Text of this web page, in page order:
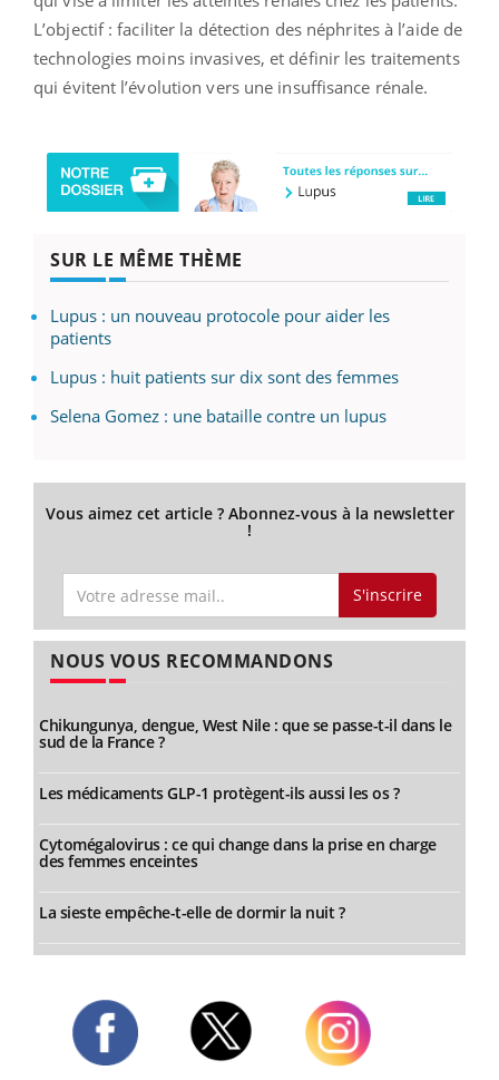
L’objectif : faciliter la détection des néphrites à l’aide de
technologies moins invasives, et définir les traitements
qui évitent l’évolution vers une insuffisance rénale.
SUR LE MÊME THÈME
Lupus : un nouveau protocole pour aider les
patients
Lupus : huit patients sur dix sont des femmes
Selena Gomez : une bataille contre un lupus
Vous aimez cet article ? Abonnez-vous à la newsletter
!
S'inscrire
NOUS VOUS RECOMMANDONS
Chikungunya, dengue, West Nile : que se passe-t-il dans le
sud de la France ?
Les médicaments GLP-1 protègent-ils aussi les os ?
Cytomégalovirus : ce qui change dans la prise en charge
des femmes enceintes
La sieste empêche-t-elle de dormir la nuit ?